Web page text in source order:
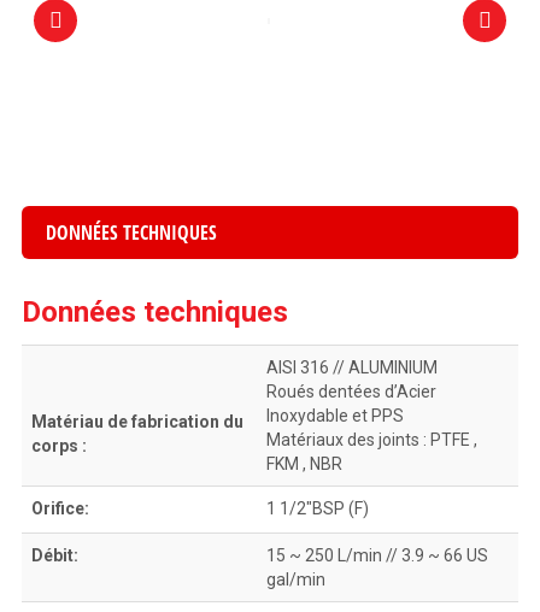
DONNÉES TECHNIQUES
Données techniques
Matériau de fabrication du
corps :
AISI 316 // ΑLUMINIUM
Roués dentées d’Acier
Inoxydable et PPS
Matériaux des joints : PTFE ,
FKM , NBR
Orifice: 1 1/2″BSP (F)
Débit:
15 ~ 250 L/min // 3.9 ~ 66 US
gal/min